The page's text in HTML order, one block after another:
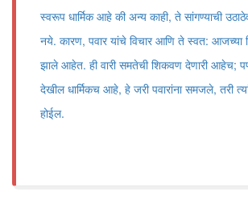
स्वरूप धार्मिक आहे की अन्य काही, ते सांगण्याची
नये. कारण, पवार यांचे विचार आणि ते स्वत: आजच्या
झाले आहेत. ही वारी समतेची शिकवण देणारी आहेच;
देखील धार्मिकच आहे, हे जरी पवारांना समजले, तरी
होईल.